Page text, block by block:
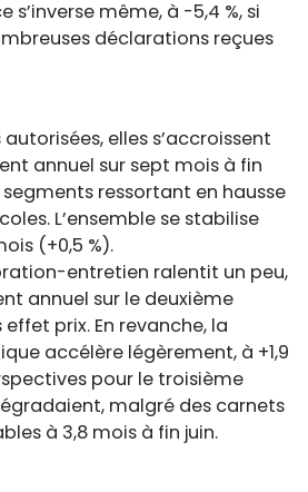
s’inverse même, à -5,4 %, si
déclarations reçues
elles s’accroissent
annuel sur sept mois à fin
ressortant en hausse
L’ensemble se stabilise
(+0,5 %).
entretien ralentit un peu,
annuel sur le deuxième
prix. En revanche, la
accélère légèrement, à +1,9
pour le troisième
malgré des carnets
à 3,8 mois à fin juin.